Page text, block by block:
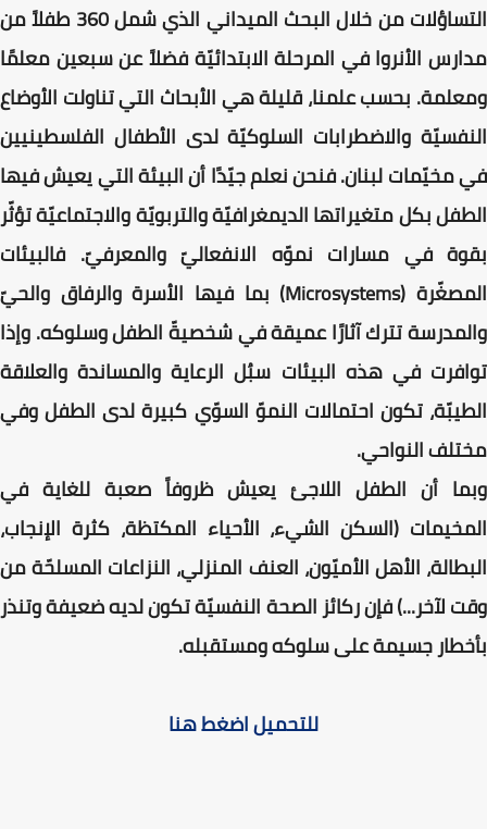
التساؤلات من خلال البحث الميداني الذي شمل 360 طفلاً من
مدارس الأنروا في المرحلة الابتدائيّة فضلاً عن سبعين معلمًا
ومعلمة. بحسب علمنا، قليلة هي الأبحاث التي تناولت الأوضاع
النفسيّة والاضطرابات السلوكيّة لدى الأطفال الفلسطينيين
في مخيّمات لبنان. فنحن نعلم جيّدًا أن البيئة التي يعيش فيها
الطفل بكل متغيراتها الديمغرافيّة والتربويّة والاجتماعيّة تؤثّر
بقوة في مسارات نموّه الانفعاليّ والمعرفيّ. فالبيئات
المصغّرة (Microsystems) بما فيها الأسرة والرفاق والحيّ
والمدرسة تترك آثارًا عميقة في شخصيةّ الطفل وسلوكه. وإذا
توافرت في هذه البيئات سبُل الرعاية والمساندة والعلاقة
الطيبّة، تكون احتمالات النموّ السوّي كبيرة لدى الطفل وفي
مختلف النواحي.
وبما أن الطفل اللاجئ يعيش ظروفاً صعبة للغاية في
المخيمات (السكن الشيء، الأحياء المكتظة، كثرة الإنجاب،
البطالة، الأهل الأميّون، العنف المنزلي، النزاعات المسلحّة من
وقت لآخر...) فإن ركائز الصحة النفسيّة تكون لديه ضعيفة وتنذر
بأخطار جسيمة على سلوكه ومستقبله.
للتحميل اضغط هنا